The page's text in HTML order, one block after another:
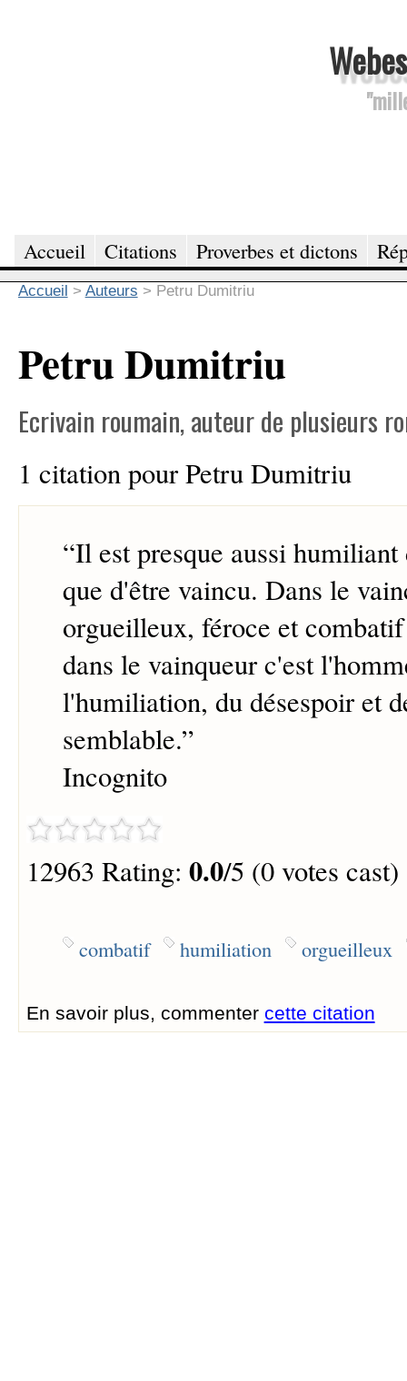
Accueil Citations Proverbes et dictons
Accueil > Auteurs > Petru Dumitriu
Petru Dumitriu
Ecrivain roumain, auteur de plusieurs
1 citation pour Petru Dumitriu
“Il est presque aussi
que d'être vaincu. Dans le
orgueilleux, féroce et
dans le vainqueur c'est
l'humiliation, du désespoir et
semblable.”
Incognito
12963 Rating: 0.0/5 (0 votes cast)
combatif humiliation orgueilleux
En savoir plus, commenter cette citation